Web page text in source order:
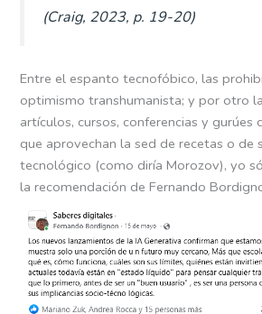
(Craig, 2023, p. 19-20)
Entre el espanto tecnofóbico, las
optimismo transhumanista; y por otro
artículos, cursos, conferencias y gurúes
que aprovechan la sed de recetas o de
tecnológico (como diría Morozov), yo
la recomendación de Fernando